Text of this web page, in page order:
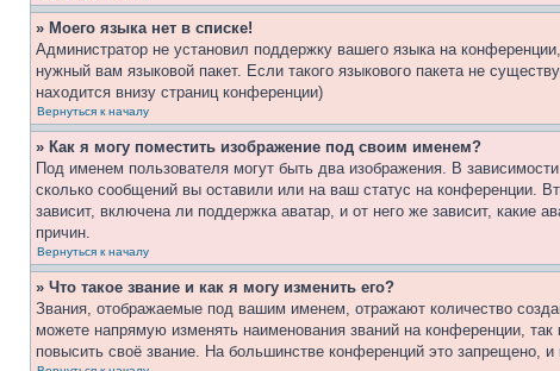
» Моего языка нет в списке!
Администратор не установил поддержку вашего языка на
нужный вам языковой пакет. Если такого языкового пакета не
находится внизу страниц конференции)
Вернуться к началу
» Как я могу поместить изображение под своим именем?
Под именем пользователя могут быть два изображения. В
сколько сообщений вы оставили или на ваш статус на конференции.
зависит, включена ли поддержка аватар, и от него же зависит,
причин.
Вернуться к началу
» Что такое звание и как я могу изменить его?
Звания, отображаемые под вашим именем, отражают количество
можете напрямую изменять наименования званий на конференции,
повысить своё звание. На большинстве конференций это запрещено,